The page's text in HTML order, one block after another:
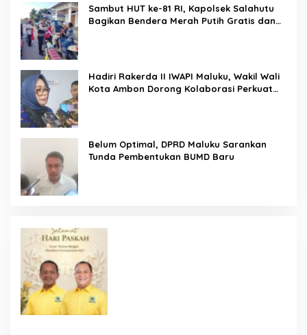
Sambut HUT ke-81 RI, Kapolsek Salahutu
Bagikan Bendera Merah Putih Gratis dan
Hadiri Rakerda II IWAPI Maluku, Wakil Wali
Kota Ambon Dorong Kolaborasi Perkuat
Belum Optimal, DPRD Maluku Sarankan